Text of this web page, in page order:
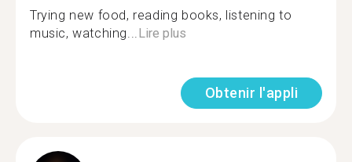
Trying new food, reading books, listening to
music, watching...Lire plus
Obtenir l'appli